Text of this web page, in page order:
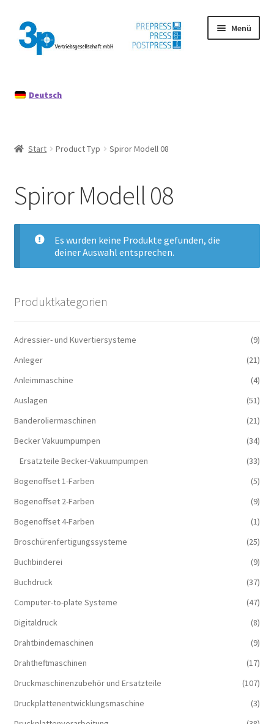
Zur
Navigation
springen
Zum
Inhalt
springen
Menü
Datenschutz
Mein Konto
Deutsch
Start Product Typ Spiror Modell 08
Spiror Modell 08
Es wurden keine Produkte gefunden, die
deiner Auswahl entsprechen.
Produktkategorien
Adressier- und Kuvertiersysteme
(9)
Anleger
(21)
Anleimmaschine
(4)
Auslagen
(51)
Banderoliermaschinen
(21)
Becker Vakuumpumpen
(34)
Ersatzteile Becker-Vakuumpumpen
(33)
Bogenoffset 1-Farben
(5)
Bogenoffset 2-Farben
(9)
Bogenoffset 4-Farben
(1)
Broschürenfertigungssysteme
(25)
Buchbinderei
(9)
Buchdruck
(37)
Computer-to-plate Systeme
(47)
Digitaldruck
(8)
Drahtbindemaschinen
(9)
Drahtheftmaschinen
(17)
Druckmaschinenzubehör und Ersatzteile
(107)
Druckplattenentwicklungsmaschine
(3)